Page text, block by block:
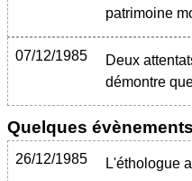
patrimoine
07/12/1985
Deux
démontre
Quelques
26/12/1985 L'éthologue